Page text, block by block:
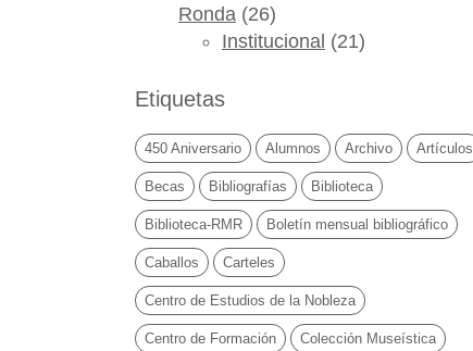
Ronda (26)
Institucional (21)
Etiquetas
450 Aniversario Alumnos Archivo Artículos
Becas Bibliografías Biblioteca
Biblioteca-RMR Boletín mensual bibliográfico
Caballos Carteles
Centro de Estudios de la Nobleza
Centro de Formación Colección Museística